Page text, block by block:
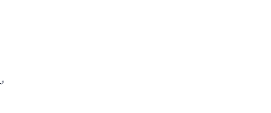
,